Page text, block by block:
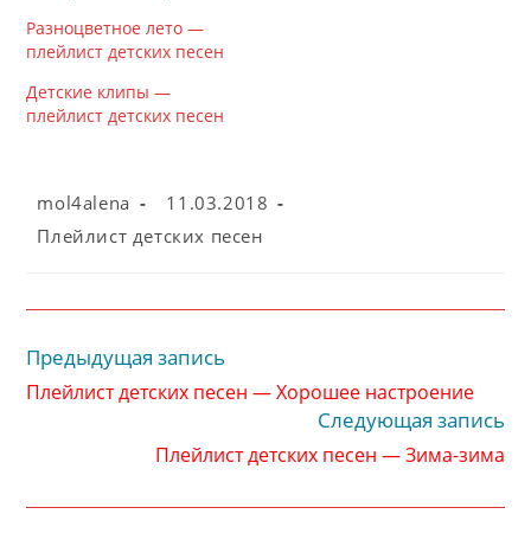
Разноцветное лето —
плейлист детских песен
Детские клипы —
плейлист детских песен
Автор
mol4alena
Запись
11.03.2018
Рубрика
Плейлист детских песен
Читать
статьи
Предыдущая запись
Плейлист детских песен — Хорошее настроение
Следующая запись
Плейлист детских песен — Зима-зима